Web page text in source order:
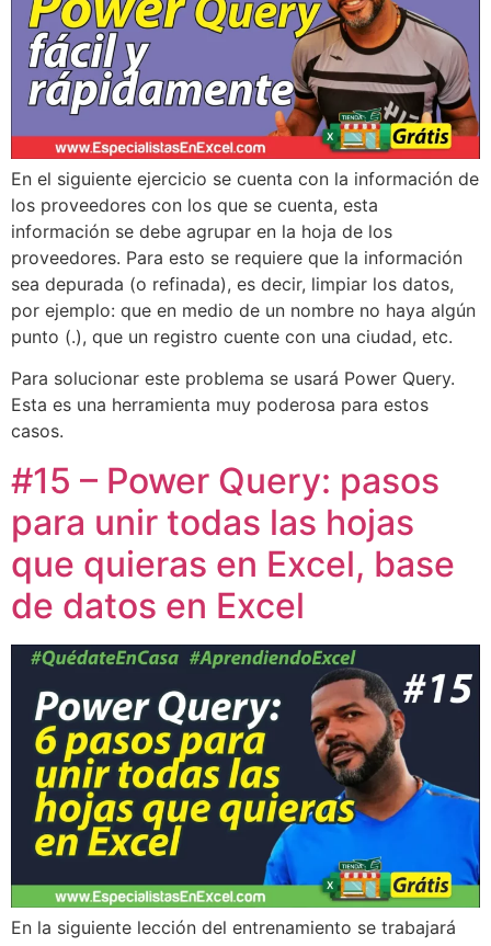
En el siguiente ejercicio se cuenta con la información de
los proveedores con los que se cuenta, esta
información se debe agrupar en la hoja de los
proveedores. Para esto se requiere que la información
sea depurada (o refinada), es decir, limpiar los datos,
por ejemplo: que en medio de un nombre no haya algún
punto (.), que un registro cuente con una ciudad, etc.
Para solucionar este problema se usará Power Query.
Esta es una herramienta muy poderosa para estos
casos.
#15 – Power Query: pasos
para unir todas las hojas
que quieras en Excel, base
de datos en Excel
En la siguiente lección del entrenamiento se trabajará